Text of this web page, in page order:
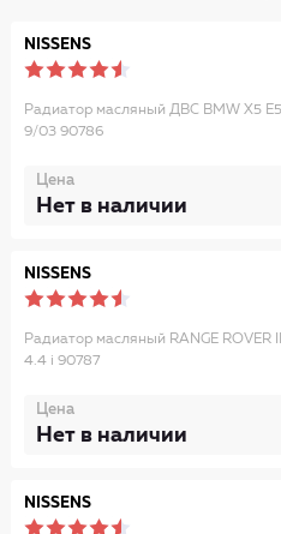
NISSENS
Радиатор масляный ДВС BMW X5
9/03 90786
Цена
Нет в наличии
NISSENS
Радиатор масляный RANGE ROVER
4.4 i 90787
Цена
Нет в наличии
NISSENS